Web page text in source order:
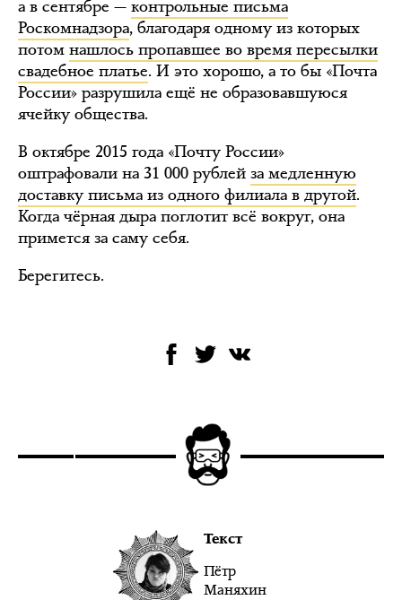
а в сентябре — контрольные письма
Роскомнадзора, благодаря одному из которых
потом нашлось пропавшее во время пересылки
свадебное платье. И это хорошо, а то бы «Почта
России» разрушила ещё не образовавшуюся
ячейку общества.
В октябре 2015 года «Почту России»
оштрафовали на 31 000 рублей за медленную
доставку письма из одного филиала в другой.
Когда чёрная дыра поглотит всё вокруг, она
примется за саму себя.
Берегитесь.
Текст
Пётр
Маняхин